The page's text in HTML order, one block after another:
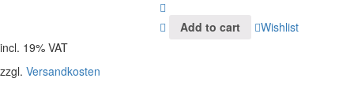
Add to cart
Wishlist
incl. 19% VAT
zzgl. Versandkosten